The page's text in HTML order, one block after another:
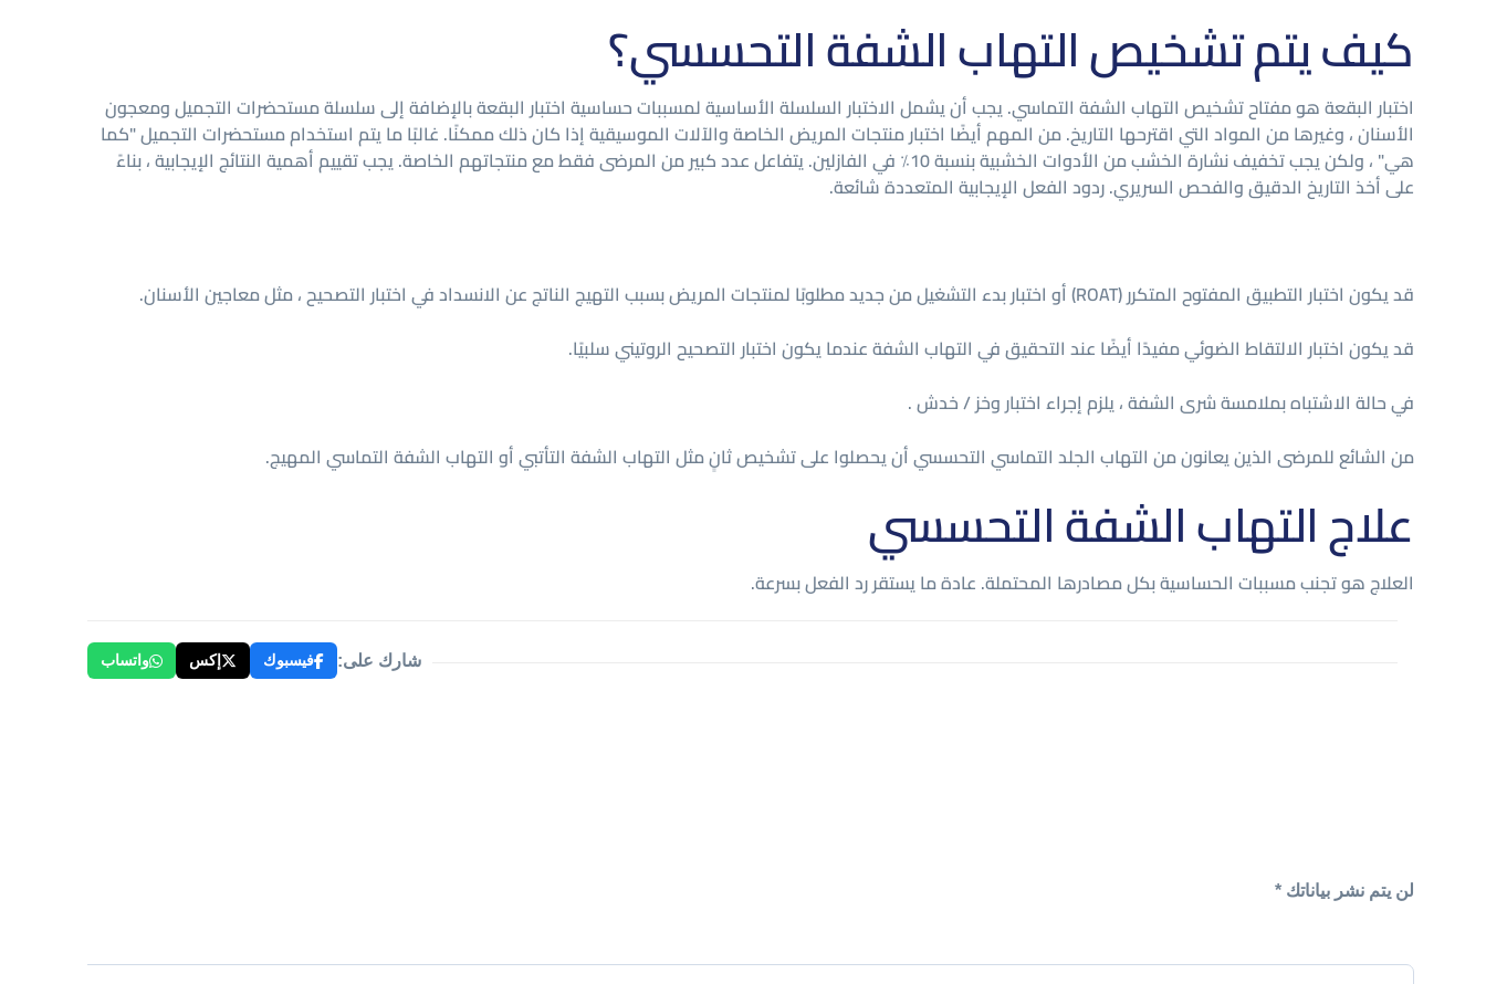
كيف يتم تشخيص التهاب الشفة التحسسي؟
اختبار البقعة هو مفتاح تشخيص التهاب الشفة التماسي. يجب أن يشمل الاختبار السلسلة الأساسية لمسببات حساسية اختبار البقعة بالإضافة إلى سلسلة مستحضرات التجميل ومعجون
الأسنان ، وغيرها من المواد التي اقترحها التاريخ. من المهم أيضًا اختبار منتجات المريض الخاصة والآلات الموسيقية إذا كان ذلك ممكنًا. غالبًا ما يتم استخدام مستحضرات التجميل "كما
هي" ، ولكن يجب تخفيف نشارة الخشب من الأدوات الخشبية بنسبة 10٪ في الفازلين. يتفاعل عدد كبير من المرضى فقط مع منتجاتهم الخاصة. يجب تقييم أهمية النتائج الإيجابية ، بناءً
على أخذ التاريخ الدقيق والفحص السريري. ردود الفعل الإيجابية المتعددة شائعة.
قد يكون اختبار التطبيق المفتوح المتكرر (ROAT) أو اختبار بدء التشغيل من جديد مطلوبًا لمنتجات المريض بسبب التهيج الناتج عن الانسداد في اختبار التصحيح ، مثل معاجين الأسنان.
قد يكون اختبار الالتقاط الضوئي مفيدًا أيضًا عند التحقيق في التهاب الشفة عندما يكون اختبار التصحيح الروتيني سلبيًا.
في حالة الاشتباه بملامسة شرى الشفة ، يلزم إجراء اختبار وخز / خدش .
من الشائع للمرضى الذين يعانون من التهاب الجلد التماسي التحسسي أن يحصلوا على تشخيص ثانٍ مثل التهاب الشفة التأتبي أو التهاب الشفة التماسي المهيج.
علاج التهاب الشفة التحسسي
العلاج هو تجنب مسببات الحساسية بكل مصادرها المحتملة. عادة ما يستقر رد الفعل بسرعة.
شارك على: فيسبوك إكس واتساب
لن يتم نشر بياناتك *